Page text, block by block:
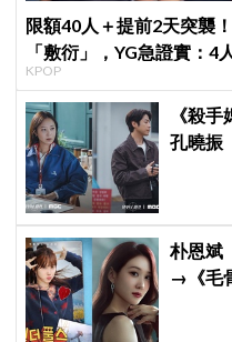
限額40人＋提前2天突襲
「敷衍」，YG急證實：4
KPOP
《殺
孔曉振
朴恩斌
→《毛